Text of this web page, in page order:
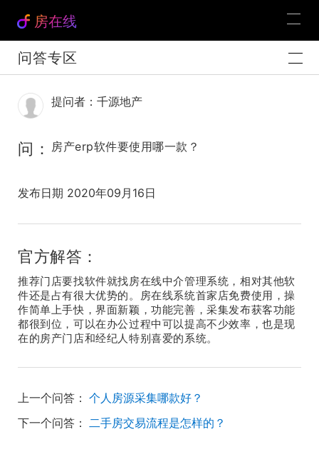
房在线
问答专区
提问者：千源地产
问： 房产erp软件要使用哪一款？
发布日期 2020年09月16日
官方解答：
推荐门店要找软件就找房在线中介管理系统，相对其他软
件还是占有很大优势的。房在线系统首家店免费使用，操
作简单上手快，界面新颖，功能完善，采集发布获客功能
都很到位，可以在办公过程中可以提高不少效率，也是现
在的房产门店和经纪人特别喜爱的系统。
上一个问答： 个人房源采集哪款好？
下一个问答： 二手房交易流程是怎样的？